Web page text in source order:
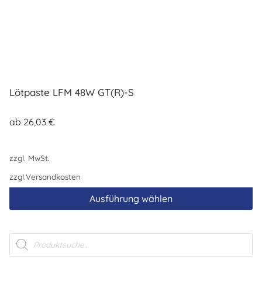
Lötpaste LFM 48W GT(R)-S
ab 26,03 €
zzgl. MwSt.
zzgl.Versandkosten
Ausführung wählen
Produkt
weist
mehrere
Products
search